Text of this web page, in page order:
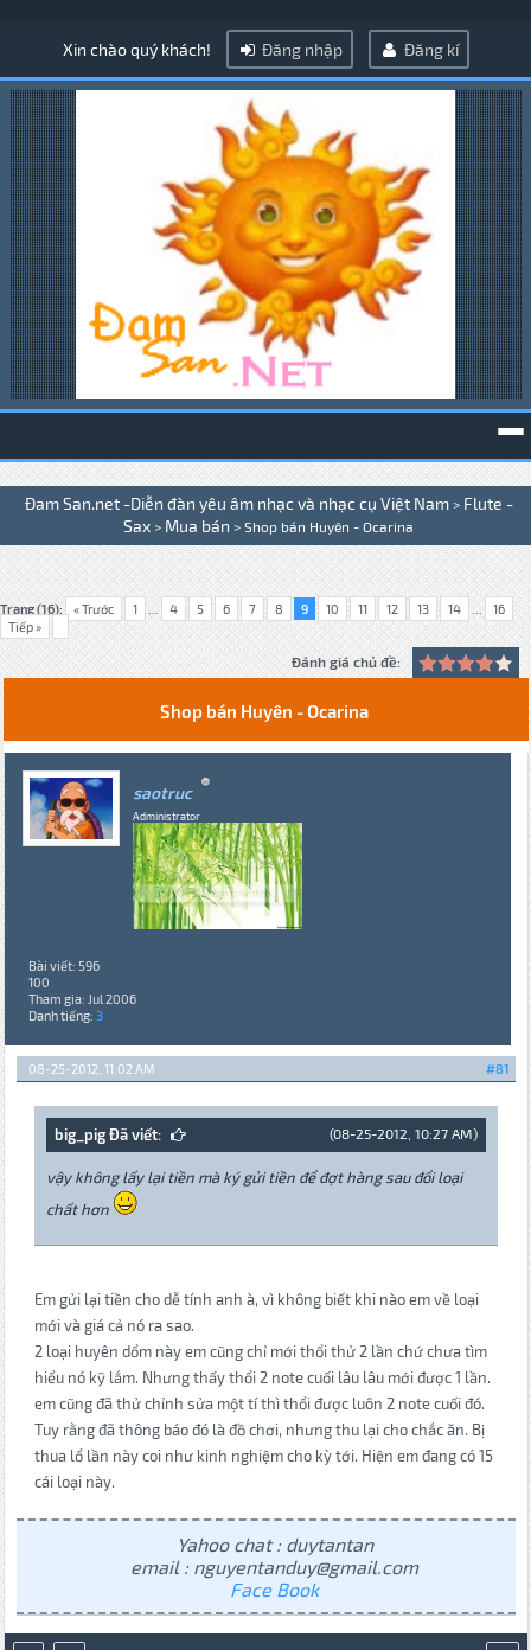
Xin chào quý khách! Đăng nhập Đăng kí
Đam San.net -Diễn đàn yêu âm nhạc và nhạc cụ Việt Nam > Flute -
Sax > Mua bán > Shop bán Huyên - Ocarina
Trang (16): « Trước 1 ... 4 5 6 7 8 9 10 11 12 13 14 ...
16
Tiếp »
Đánh giá chủ đề:
Shop bán Huyên - Ocarina
saotruc
Administrator
Bài viết: 596
100
Tham gia: Jul 2006
Danh tiếng: 3
#81
08-25-2012, 11:02 AM
(08-25-2012, 10:27 AM)
big_pig Đã viết:
vậy không lấy lại tiền mà ký gửi tiền để đợt hàng sau đổi loại
chất hơn
Em gửi lại tiền cho dễ tính anh à, vì không biết khi nào em về loại
mới và giá cả nó ra sao.
2 loại huyên dổm này em cũng chỉ mới thổi thử 2 lần chứ chưa tìm
hiểu nó kỹ lắm. Nhưng thấy thổi 2 note cuối lâu lâu mới được 1 lần.
em cũng đã thử chỉnh sửa một tí thì thổi được luôn 2 note cuối đó.
Tuy rằng đã thông báo đó là đồ chơi, nhưng thu lại cho chắc ăn. Bị
thua lổ lần này coi như kinh nghiệm cho kỳ tới. Hiện em đang có 15
cái loại này.
Yahoo chat : duytantan
email : nguyentanduy@gmail.com
Face Book